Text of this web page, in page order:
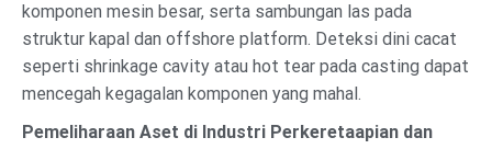
komponen mesin besar, serta sambungan las pada
struktur kapal dan offshore platform. Deteksi dini cacat
seperti shrinkage cavity atau hot tear pada casting dapat
mencegah kegagalan komponen yang mahal.
Pemeliharaan Aset di Industri Perkeretaapian dan